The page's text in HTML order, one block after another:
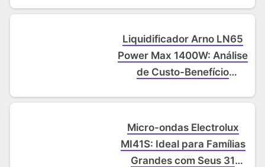
Liquidificador Arno LN65
Power Max 1400W: Análise
de Custo-Benefício
Micro-ondas Electrolux
MI41S: Ideal para Famílias
Grandes com Seus 31